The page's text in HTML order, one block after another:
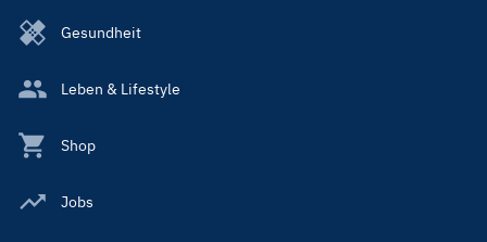
Gesundheit
Leben & Lifestyle
Shop
Jobs